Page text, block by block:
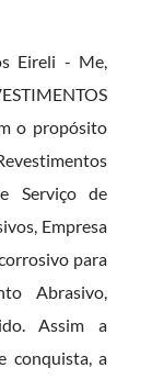
Eireli - Me,
o propósito
Serviço de
Empresa
para
Abrasivo,
Assim a
conquista, a